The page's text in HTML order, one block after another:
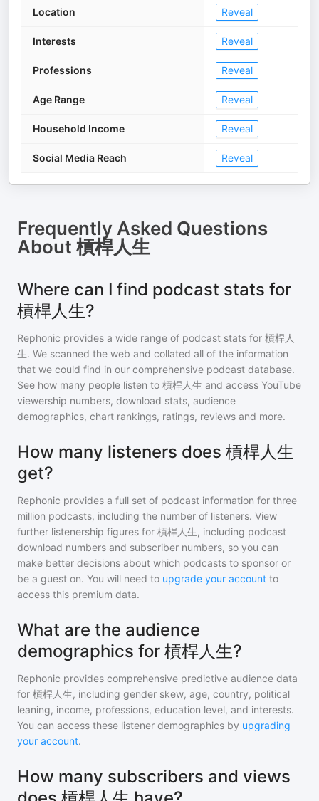
Location Reveal
Interests Reveal
Professions Reveal
Age Range Reveal
Household Income Reveal
Social Media Reach Reveal
Frequently Asked Questions
About 槓桿人生
Where can I find podcast stats for
槓桿人生?
Rephonic provides a wide range of podcast stats for 槓桿人
生. We scanned the web and collated all of the information
that we could find in our comprehensive podcast database.
See how many people listen to 槓桿人生 and access YouTube
viewership numbers, download stats, audience
demographics, chart rankings, ratings, reviews and more.
How many listeners does 槓桿人生
get?
Rephonic provides a full set of podcast information for three
million podcasts, including the number of listeners. View
further listenership figures for 槓桿人生, including podcast
download numbers and subscriber numbers, so you can
make better decisions about which podcasts to sponsor or
be a guest on. You will need to upgrade your account to
access this premium data.
What are the audience
demographics for 槓桿人生?
Rephonic provides comprehensive predictive audience data
for 槓桿人生, including gender skew, age, country, political
leaning, income, professions, education level, and interests.
You can access these listener demographics by upgrading
your account.
How many subscribers and views